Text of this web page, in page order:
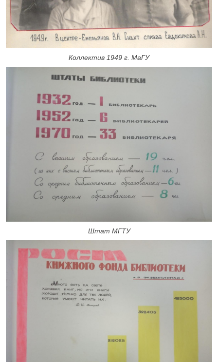
Коллектив 1949 г. МаГУ
Штат МГТУ